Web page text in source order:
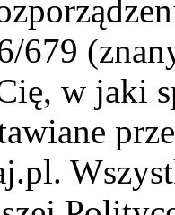
679
w jaki